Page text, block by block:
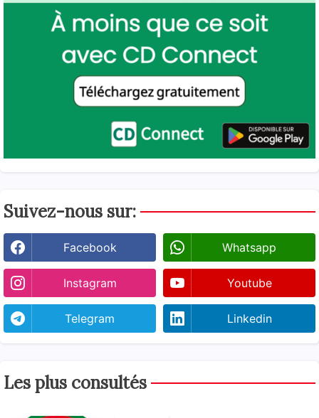
Suivez-nous sur:
Facebook Whatsapp
Instagram Youtube
Telegram Linkedin
Les plus consultés